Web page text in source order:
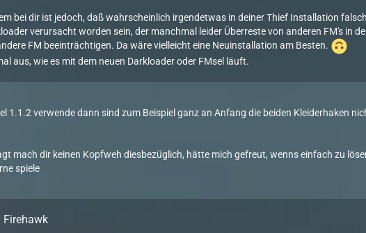
bei dir ist jedoch, daß wahrscheinlich irgendetwas in deiner Thief Installation
verursacht worden sein, der manchmal leider Überreste von anderen FM's in
FM beeinträchtigen. Da wäre vielleicht eine Neuinstallation am Besten.
aus, wie es mit dem neuen Darkloader oder FMsel läuft.
1.1.2 verwende dann sind zum Beispiel ganz an Anfang die beiden Kleiderhaken
mach dir keinen Kopfweh diesbezüglich, hätte mich gefreut, wenns einfach zu
spiele